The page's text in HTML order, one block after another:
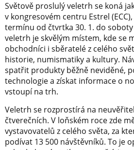
Světově proslulý veletrh se koná
v kongresovém centru Estrel
termínu od čtvrtka 30. 1. do soboty
veletrh je skvělým místem, kde se
obchodníci i sběratelé z celého
historie, numismatiky a kultury.
spatřit produkty běžně neviděné,
technologie a získat informace o
vstoupí na trh.
Veletrh se rozprostírá na
čtverečních. V loňském roce zde
vystavovatelů z celého světa, za
podívat 13 500 návštěvníků. To je